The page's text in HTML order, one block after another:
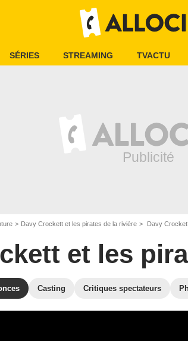
SÉRIES STREAMING TVACTU
Davy Crockett et les pirates de la rivière Davy
et les
Casting Critiques spectateurs